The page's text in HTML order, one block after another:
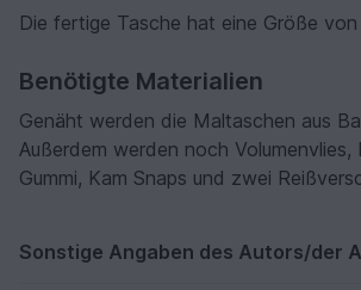
Die fertige Tasche hat eine Größe
Benötigte Materialien
Genäht werden die Maltaschen aus
Außerdem werden noch Volumenvlies,
Gummi, Kam Snaps und zwei
Sonstige Angaben des Autors/der